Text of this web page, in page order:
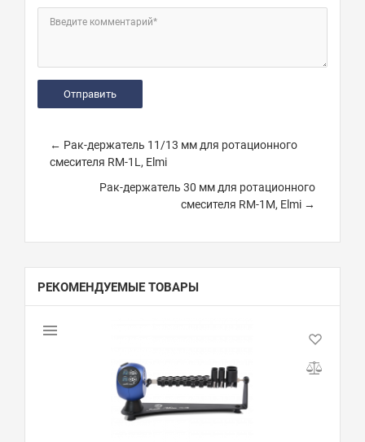
Введите комментарий*
← Рак-держатель 11/13 мм для ротационного
смесителя RM-1L, Elmi
Рак-держатель 30 мм для ротационного
смесителя RM-1M, Elmi →
РЕКОМЕНДУЕМЫЕ ТОВАРЫ